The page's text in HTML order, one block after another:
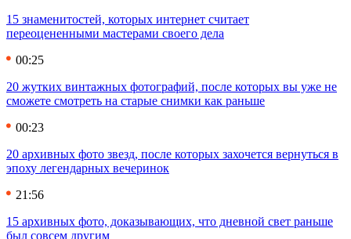
15 знаменитостей, которых интернет считает
переоцененными мастерами своего дела
00:25
20 жутких винтажных фотографий, после которых вы уже не
сможете смотреть на старые снимки как раньше
00:23
20 архивных фото звезд, после которых захочется вернуться в
эпоху легендарных вечеринок
21:56
15 архивных фото, доказывающих, что дневной свет раньше
был совсем другим